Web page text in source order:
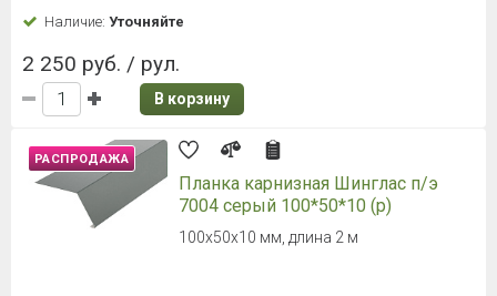
Наличие: Уточняйте
2 250 руб. / рул.
В корзину
РАСПРОДАЖА
Планка карнизная Шинглас п/э
7004 серый 100*50*10 (р)
100х50х10 мм, длина 2 м